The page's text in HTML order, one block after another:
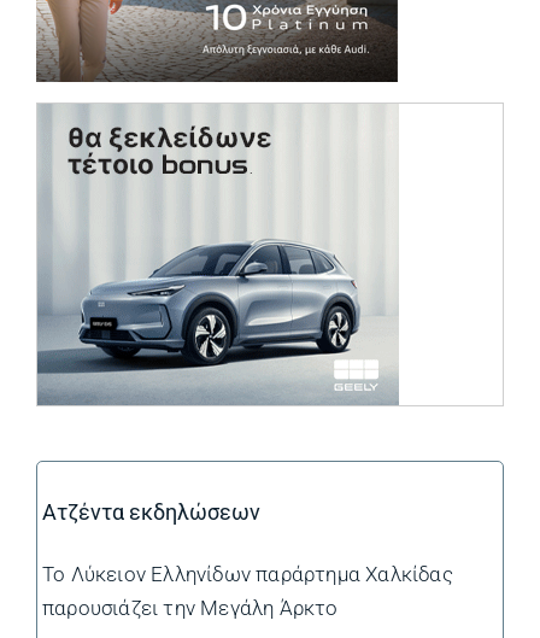
Ατζέντα εκδηλώσεων
Το Λύκειον Ελληνίδων παράρτημα Χαλκίδας
παρουσιάζει την Μεγάλη Άρκτο